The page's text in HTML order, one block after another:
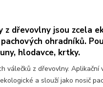
z dřevovlny jsou zcela
ohradníků.
hlodavce, krtky.
válečků z dřevovlny. Aplikační
a slouží jako nosič